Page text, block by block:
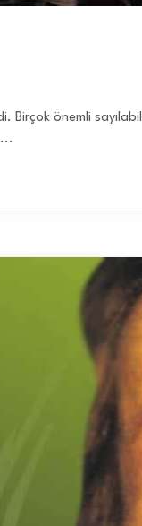
Birçok önemli